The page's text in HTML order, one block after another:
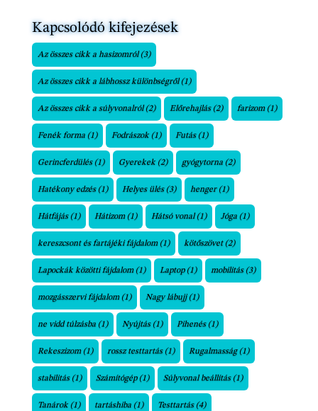
Kapcsolódó kifejezések
Az összes cikk a hasizomról(3)
Az összes cikk a lábhossz különbségről(1)
Az összes cikk a súlyvonalról(2) Előrehajlás(2) farizom(1)
Fenék forma(1) Fodrászok(1) Futás(1)
Gerincferdülés(1) Gyerekek(2) gyógytorna(2)
Hatékony edzés(1) Helyes ülés(3) henger(1)
Hátfájás(1) Hátizom(1) Hátsó vonal(1) Jóga(1)
kereszcsont és fartájéki fájdalom(1) kötőszövet(2)
Lapockák közötti fájdalom(1) Laptop(1) mobilitás(3)
mozgásszervi fájdalom(1) Nagy lábujj(1)
ne vidd túlzásba(1) Nyújtás(1) Pihenés(1)
Rekeszizom(1) rossz testtartás(1) Rugalmasság(1)
stabilitás(1) Számítógép(1) Súlyvonal beállítás(1)
Tanárok(1) tartáshiba(1) Testtartás(4)